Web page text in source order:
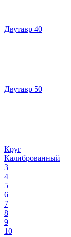
Двутавр 40
Двутавр 50
Круг
Калиброванный
3
4
5
6
7
8
9
10